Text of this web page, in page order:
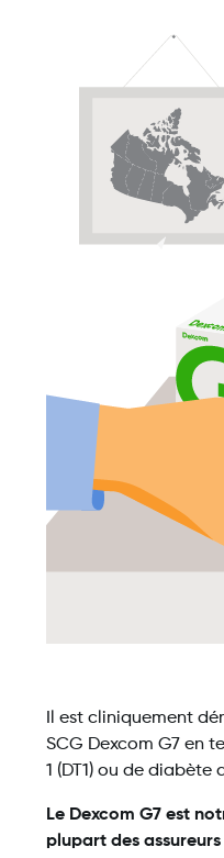
Il est cliniquement
SCG Dexcom G7 en
1 (DT1) ou de diabète
Le Dexcom G7 est
plupart des